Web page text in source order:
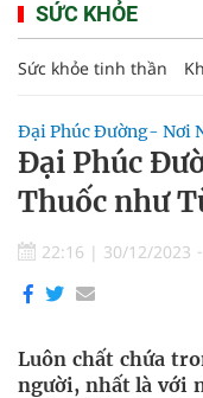
SỨC KHỎE
Sức khỏe tinh thần
Đại Phúc Đường- Nơi
Đại Phúc
Thuốc như
22:16 | 30/12/2023
Luôn chất chứa
người, nhất là với